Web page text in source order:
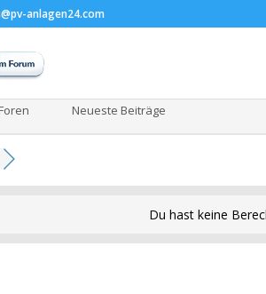
anlagen24.com
Neueste Beiträge
Du hast keine